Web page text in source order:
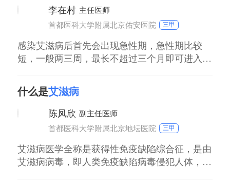
次的时候，套不脱落不破。另外一个就是说你接
触的人越多，对方是阳性的几率越多，你碰见艾
滋病的可能性越大，可能会把自个置于风险之
中，所以
李在村 主任医师
首都医科大学附属北京佑安医院
三甲
感染艾滋病后首先会出现急性期，急性期比较
短，一般两三周，最长不超过三个月即可进入潜
程，一般患者会平均存在8到10年的无症状期。
部分患者仅存在2到5年的无症状期，极少数患者
会长于十年以上不发病。潜伏期患者可能患者不
会出现艾滋病相关症状，但是患者同样会出现正
什么是艾滋病
陈凤欣 副主任医师
首都医科大学附属北京地坛医院
三甲
艾滋病医学全称是获得性免疫缺陷综合征，是由
艾滋病病毒，即人类免疫缺陷病毒侵犯人体，造